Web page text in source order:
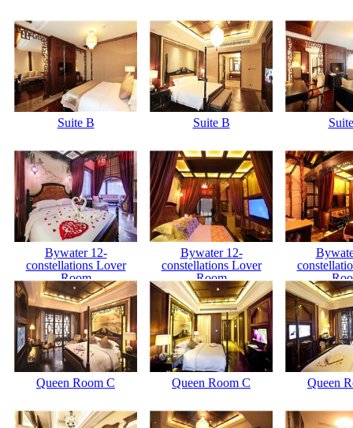
Suite B Suite B
Bywater 12-
constellations Lover
Room
Bywater 12-
constellations Lover
Room
Queen Room C Queen Room C Queen